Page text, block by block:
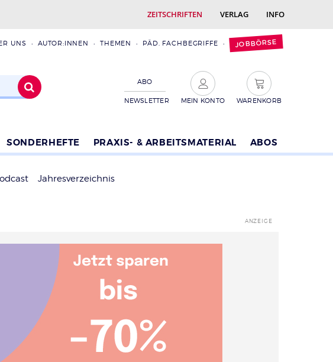
ZEITSCHRIFTEN VERLAG INFO
UNS AUTOR:INNEN THEMEN PÄD. FACHBEGRIFFE JOBBÖRSE
ABO
NEWSLETTER MEIN KONTO WARENKORB
SONDERHEFTE PRAXIS- & ARBEITSMATERIAL ABOS
Jahresverzeichnis